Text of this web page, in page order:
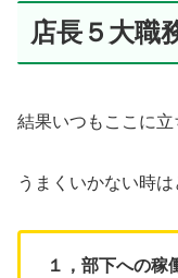
店長５大職
結果いつもここに立
うまくいかない時は
１，部下への稼